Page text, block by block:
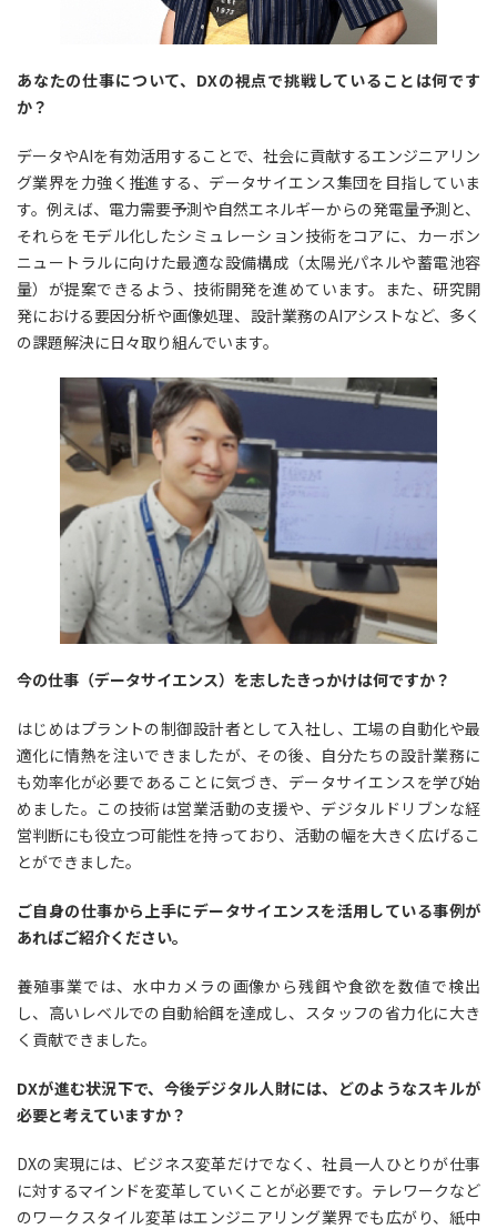
あなたの仕事について、DXの視点で挑戦していることは何です
か？
データやAIを有効活用することで、社会に貢献するエンジニアリン
グ業界を力強く推進する、データサイエンス集団を目指していま
す。例えば、電力需要予測や自然エネルギーからの発電量予測と、
それらをモデル化したシミュレーション技術をコアに、カーボン
ニュートラルに向けた最適な設備構成（太陽光パネルや蓄電池容
量）が提案できるよう、技術開発を進めています。また、研究開
発における要因分析や画像処理、設計業務のAIアシストなど、多く
の課題解決に日々取り組んでいます。
今の仕事（データサイエンス）を志したきっかけは何ですか？
はじめはプラントの制御設計者として入社し、工場の自動化や最
適化に情熱を注いできましたが、その後、自分たちの設計業務に
も効率化が必要であることに気づき、データサイエンスを学び始
めました。この技術は営業活動の支援や、デジタルドリブンな経
営判断にも役立つ可能性を持っており、活動の幅を大きく広げるこ
とができました。
ご自身の仕事から上手にデータサイエンスを活用している事例が
あればご紹介ください。
養殖事業では、水中カメラの画像から残餌や食欲を数値で検出
し、高いレベルでの自動給餌を達成し、スタッフの省力化に大き
く貢献できました。
DXが進む状況下で、今後デジタル人財には、どのようなスキルが
必要と考えていますか？
DXの実現には、ビジネス変革だけでなく、社員一人ひとりが仕事
に対するマインドを変革していくことが必要です。テレワークなど
のワークスタイル変革はエンジニアリング業界でも広がり、紙中